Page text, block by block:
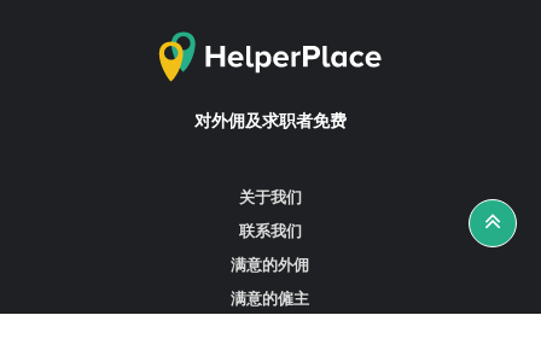
对外佣及求职者免费
关于我们
联系我们
满意的外佣
满意的僱主